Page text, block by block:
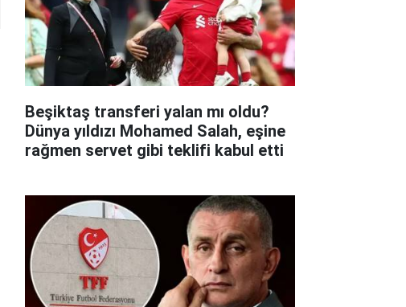
Beşiktaş transferi yalan mı oldu?
Dünya yıldızı Mohamed Salah, eşine
rağmen servet gibi teklifi kabul etti